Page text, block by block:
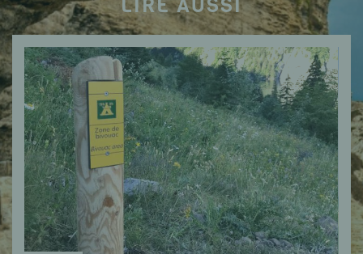
LIRE AUSSI